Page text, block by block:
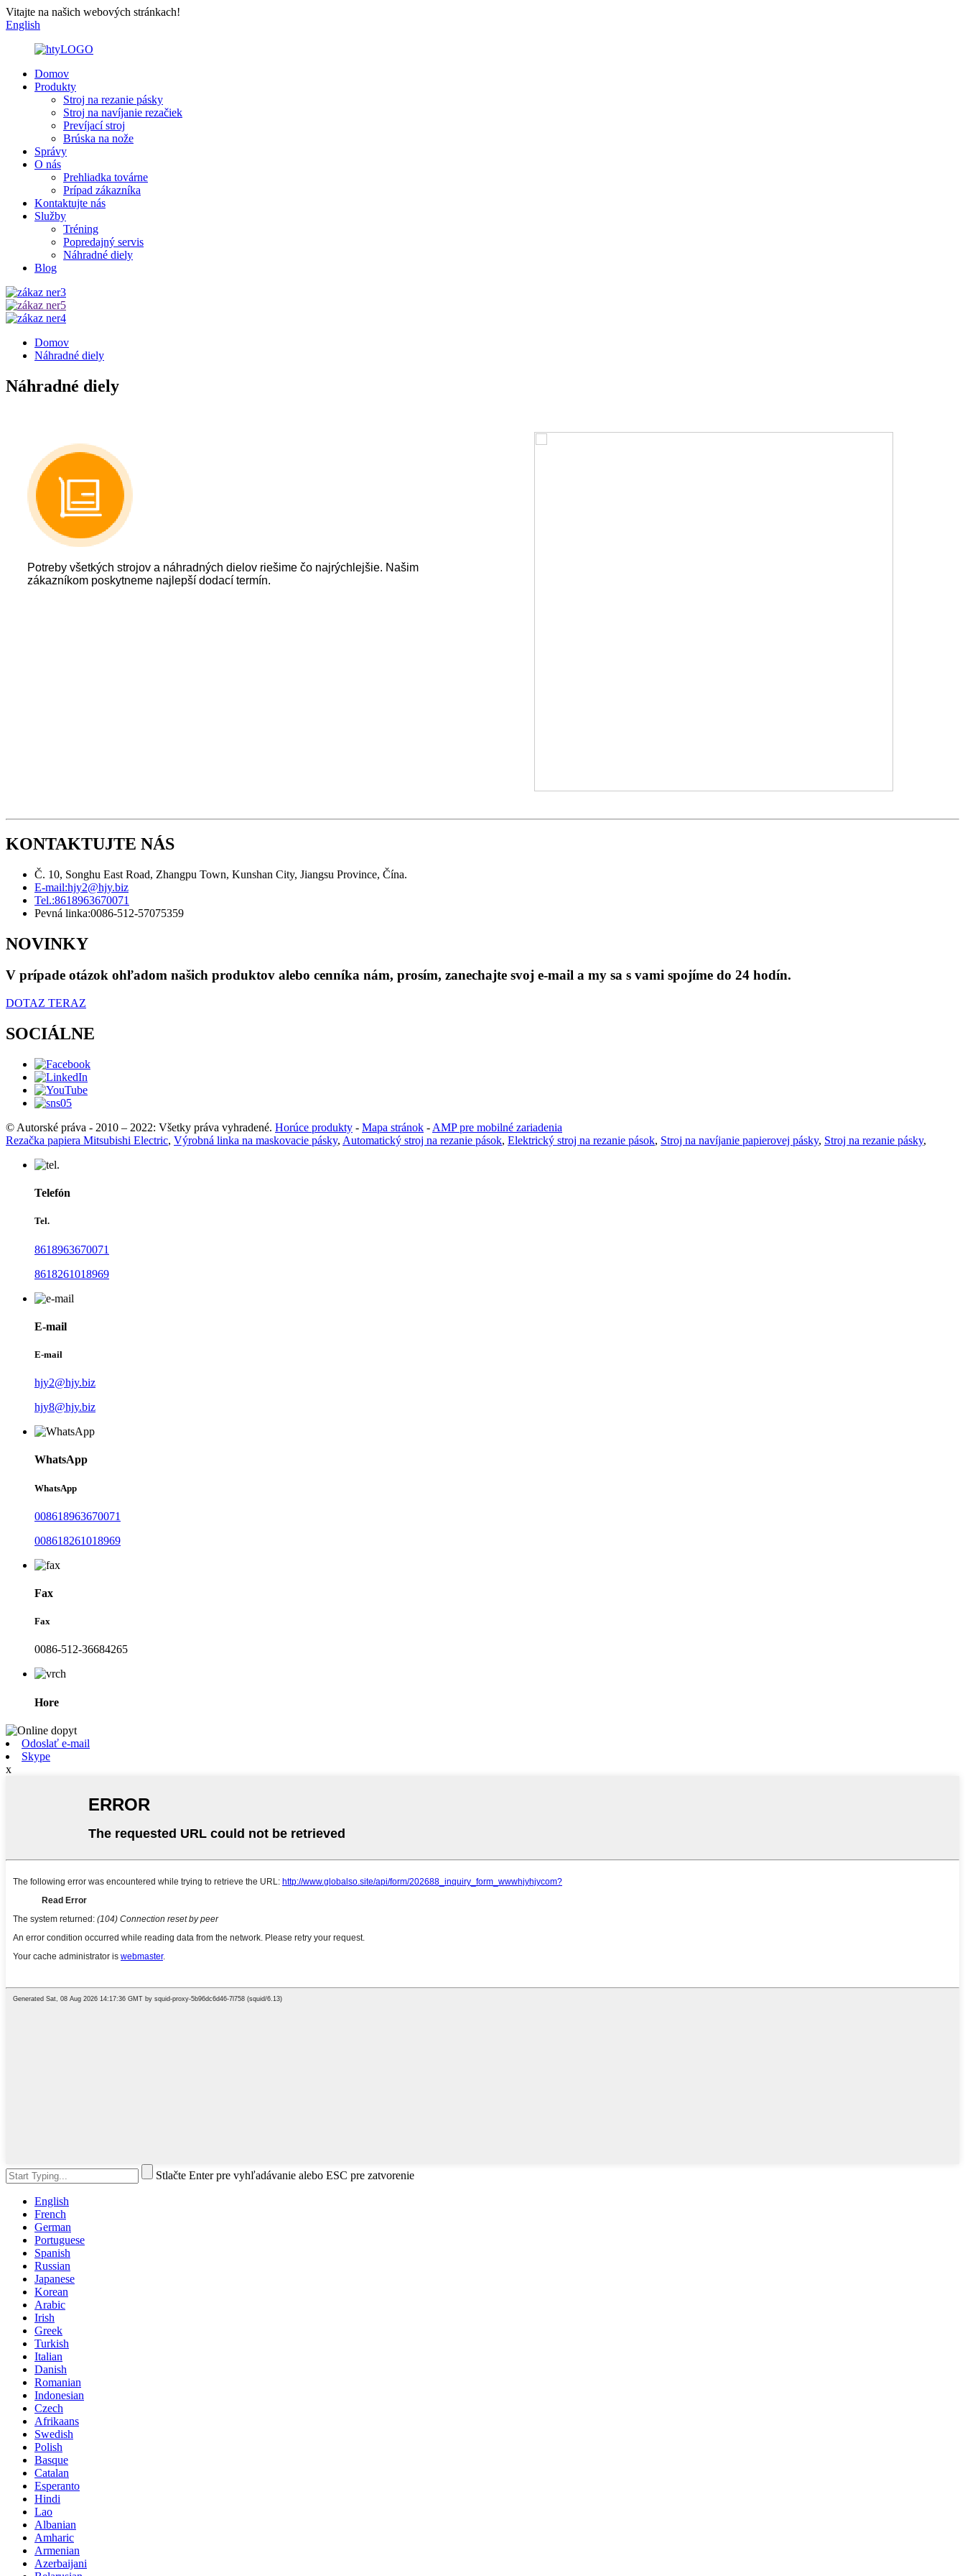
Vitajte na našich webových stránkach!
English
Domov
Produkty
Stroj na rezanie pásky
Stroj na navíjanie rezačiek
Prevíjací stroj
Brúska na nože
Správy
O nás
Prehliadka továrne
Prípad zákazníka
Kontaktujte nás
Služby
Tréning
Popredajný servis
Náhradné diely
Blog
Domov
Náhradné diely
Náhradné diely
Potreby všetkých strojov a náhradných dielov riešime čo najrýchlejšie. Našim
zákazníkom poskytneme najlepší dodací termín.
KONTAKTUJTE NÁS
Č. 10, Songhu East Road, Zhangpu Town, Kunshan City, Jiangsu Province, Čína.
E-mail:hjy2@hjy.biz
Tel.:8618963670071
Pevná linka:0086-512-57075359
NOVINKY
V prípade otázok ohľadom našich produktov alebo cenníka nám, prosím, zanechajte svoj e-mail a my sa s vami spojíme do 24 hodín.
DOTAZ TERAZ
SOCIÁLNE
© Autorské práva - 2010 – 2022: Všetky práva vyhradené. Horúce produkty - Mapa stránok - AMP pre mobilné zariadenia
Rezačka papiera Mitsubishi Electric, Výrobná linka na maskovacie pásky, Automatický stroj na rezanie pások, Elektrický stroj na rezanie pások, Stroj na navíjanie papierovej pásky, Stroj na rezanie pásky,
Telefón
Tel.
8618963670071
8618261018969
E-mail
E-mail
hjy2@hjy.biz
hjy8@hjy.biz
WhatsApp
WhatsApp
008618963670071
008618261018969
Fax
Fax
0086-512-36684265
Hore
Odoslať e-mail
Skype
x
Stlačte Enter pre vyhľadávanie alebo ESC pre zatvorenie
English
French
German
Portuguese
Spanish
Russian
Japanese
Korean
Arabic
Irish
Greek
Turkish
Italian
Danish
Romanian
Indonesian
Czech
Afrikaans
Swedish
Polish
Basque
Catalan
Esperanto
Hindi
Lao
Albanian
Amharic
Armenian
Azerbaijani